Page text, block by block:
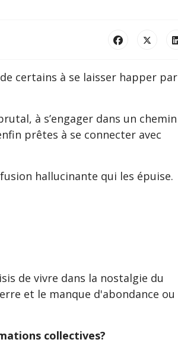
certains à se laisser happer par
à s’engager dans un chemin
prêtes à se connecter avec
hallucinante qui les épuise.
de vivre dans la nostalgie du
et le manque d'abondance ou
collectives?